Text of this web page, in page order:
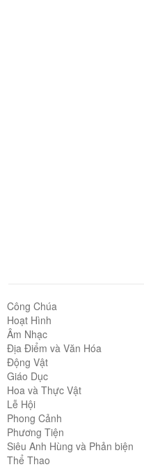
Công Chúa
Hoạt Hình
Âm Nhạc
Địa Điểm và Văn Hóa
Động Vật
Giáo Dục
Hoa và Thực Vật
Lễ Hội
Phong Cảnh
Phương Tiện
Siêu Anh Hùng và Phản biện
Thể Thao